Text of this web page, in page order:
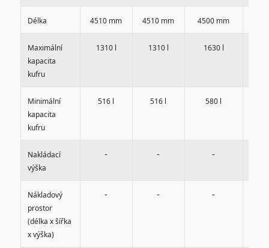
Délka 4510 mm 4510 mm 4500 mm
Maximální
kapacita
kufru
1310 l 1310 l 1630 l
Minimální
kapacita
kufru
516 l 516 l 580 l
Nakládací
výška
- - -
Nákladový
prostor
(délka x šířka
x výška)
- - -